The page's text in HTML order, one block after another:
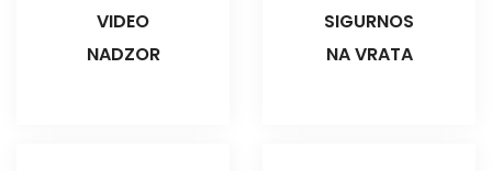
VIDEO
NADZOR
SIGURNOS
NA VRATA